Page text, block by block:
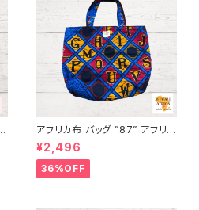
アフリカ布 バッグ ”87” アフリカ
ンプリント パーニュ カンガ キテ
ンゲ トートバッグ エコバッグ ギ
ニア フェアトレード INUWALIA
FRICA
¥2,496
36%OFF